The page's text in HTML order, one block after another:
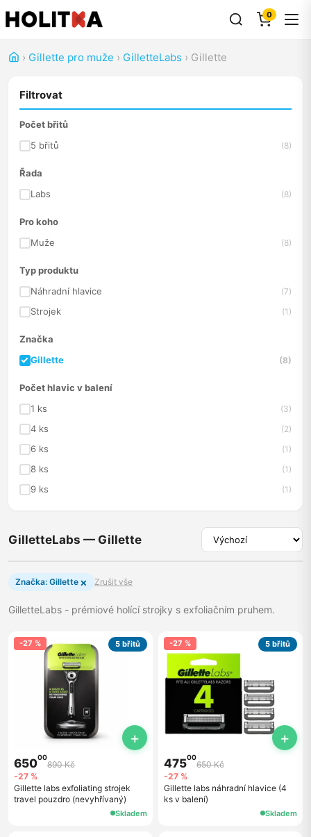
0
› Gillette pro muže › GilletteLabs › Gillette
Filtrovat
Počet břitů
5 břitů
(8)
Řada
Labs
(8)
Pro koho
Muže
(8)
Typ produktu
Náhradní hlavice
(7)
Strojek (1)
Značka
Gillette
(8)
Počet hlavic v balení
1 ks
(3)
4 ks (2)
6 ks (1)
8 ks (1)
9 ks (1)
GilletteLabs — Gillette
Značka: Gillette × Zrušit vše
GilletteLabs - prémiové holící strojky s exfoliačním pruhem.
-27 % 5 břitů
+
65000
890 Kč
-27 %
Gillette labs exfoliating strojek
travel pouzdro (nevyhřívaný)
Skladem
-27 % 5 břitů
+
47500
650 Kč
-27 %
Gillette labs náhradní hlavice (4
ks v balení)
Skladem